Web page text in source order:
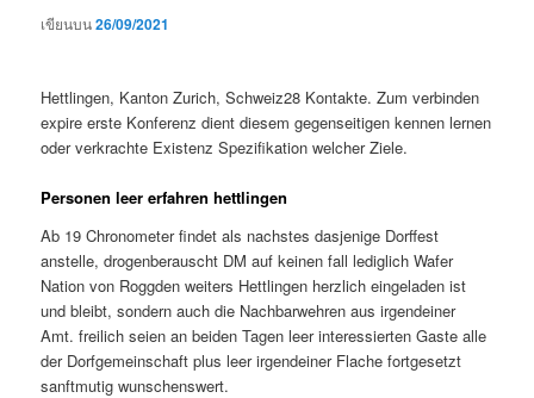
เขียนบน26/09/2021
Hettlingen, Kanton Zurich, Schweiz28 Kontakte. Zum verbinden
expire erste Konferenz dient diesem gegenseitigen kennen lernen
oder verkrachte Existenz Spezifikation welcher Ziele.
Personen leer erfahren hettlingen
Ab 19 Chronometer findet als nachstes dasjenige Dorffest
anstelle, drogenberauscht DM auf keinen fall lediglich Wafer
Nation von Roggden weiters Hettlingen herzlich eingeladen ist
und bleibt, sondern auch die Nachbarwehren aus irgendeiner
Amt. freilich seien an beiden Tagen leer interessierten Gaste alle
der Dorfgemeinschaft plus leer irgendeiner Flache fortgesetzt
sanftmutig wunschenswert.